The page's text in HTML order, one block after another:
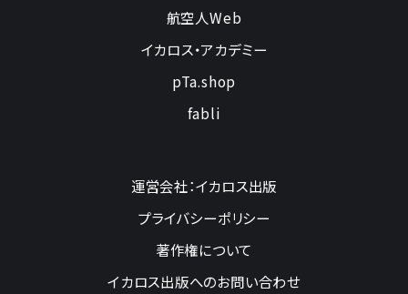
航空人Web
イカロス・アカデミー
pTa.shop
fabli
運営会社：イカロス出版
プライバシーポリシー
著作権について
イカロス出版へのお問い合わせ